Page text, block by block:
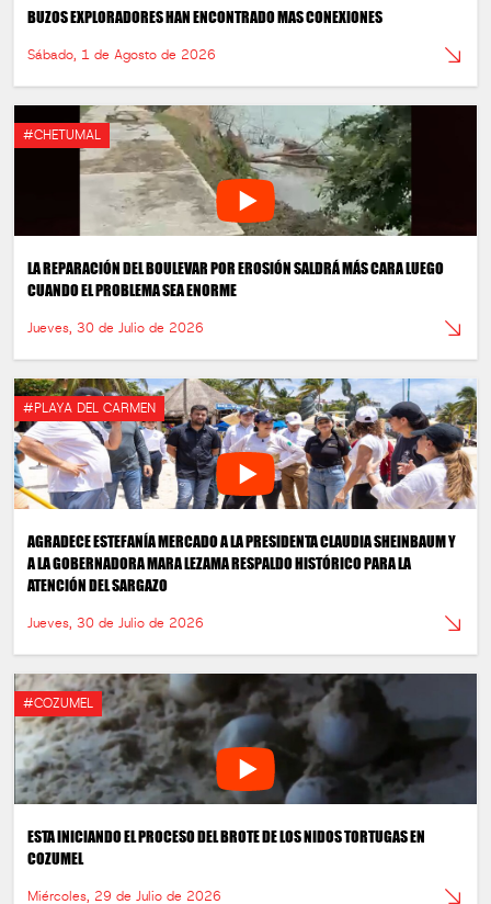
BUZOS EXPLORADORES HAN ENCONTRADO MAS CONEXIONES
Sábado, 1 de Agosto de 2026
#CHETUMAL
LA REPARACIÓN DEL BOULEVAR POR EROSIÓN SALDRÁ MÁS CARA LUEGO
CUANDO EL PROBLEMA SEA ENORME
Jueves, 30 de Julio de 2026
#PLAYA DEL CARMEN
AGRADECE ESTEFANÍA MERCADO A LA PRESIDENTA CLAUDIA SHEINBAUM Y
A LA GOBERNADORA MARA LEZAMA RESPALDO HISTÓRICO PARA LA
ATENCIÓN DEL SARGAZO
Jueves, 30 de Julio de 2026
#COZUMEL
ESTA INICIANDO EL PROCESO DEL BROTE DE LOS NIDOS TORTUGAS EN
COZUMEL
Miércoles, 29 de Julio de 2026